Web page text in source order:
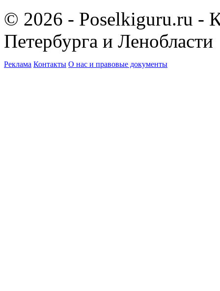
© 2026 - Poselkiguru.ru -
Петербурга и Ленобласти
Реклама Контакты О нас и правовые документы